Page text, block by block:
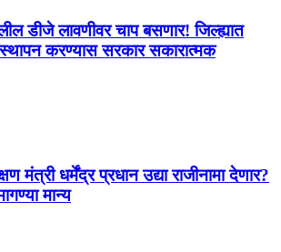
डीजे लावणीवर चाप बसणार! जिल्ह्यात
करण्यास सरकार सकारात्मक
मंत्री धर्मेंद्र प्रधान उद्या राजीनामा देणार?
मान्य